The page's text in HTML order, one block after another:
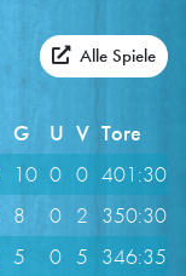
Alle Spiele
G U V Tore
10 0 0 401:302
8 0 2 350:302
5 0 5 346:352